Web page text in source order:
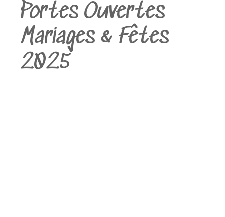
Portes Ouvertes
Mariages & Fêtes
2025